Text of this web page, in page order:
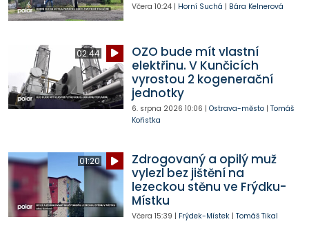
Včera 10:24| Horní Suchá | Bára Kelnerová
02:44
OZO bude mít vlastní
elektřinu. V Kunčicích
vyrostou 2 kogenerační
jednotky
6. srpna 2026 10:06 | Ostrava-město| Tomáš
Kořistka
01:20
Zdrogovaný a opilý muž
vylezl bez jištění na
lezeckou stěnu ve Frýdku-
Místku
Včera 15:39 | Frýdek-Místek| Tomáš Tikal